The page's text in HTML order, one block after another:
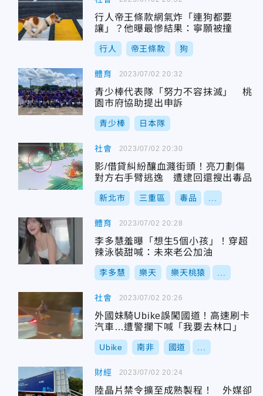
行人帝王條款網氣炸「連狗都要
讓」？他曝最慘結果：寧願被撞
行人 帝王條款 狗
體育
青少棒代表隊「努力不容抹滅」 桃
園市府協助提出申訴
青少棒 日本隊
2023/07/02 20:32
社會
影/借貸糾紛釀血濺街頭！亮刀劃傷
對方右手臂逃逸 遭逮回還搜出毒品
新北市 三重區 毒品
2023/07/02 20:30
體育
李多慧羞曝「想生5個小孩」！穿超
辣泳裝甜喊：未來老公加油
李多慧 樂天 樂天桃猿
2023/07/02 20:28
社會
外國妹騎Ubike誤闖國道！高速刷卡
汽車…遭警攔下喊「我要去林口」
Ubike 南非 國道
2023/07/02 20:26
財經
陸晶片禁令擴至成熟製程！ 外媒卻
2023/07/02 20:24